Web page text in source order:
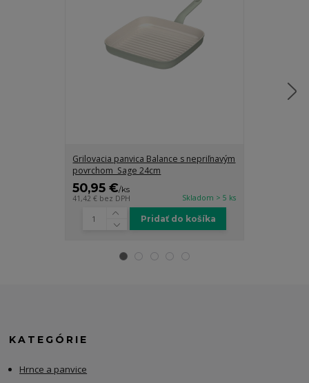
Grilovacia panvica Balance s nepriľnavým
povrchom Sage 24cm
50,95 €/ks
41,42 € bez DPH Skladom > 5 ks
Pridať do košíka
KATEGÓRIE
Hrnce a panvice